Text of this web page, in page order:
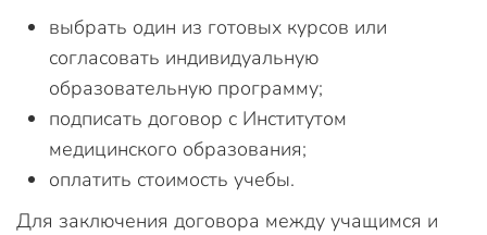
выбрать один из готовых курсов или
согласовать индивидуальную
образовательную программу;
подписать договор с Институтом
медицинского образования;
оплатить стоимость учебы.
Для заключения договора между учащимся и